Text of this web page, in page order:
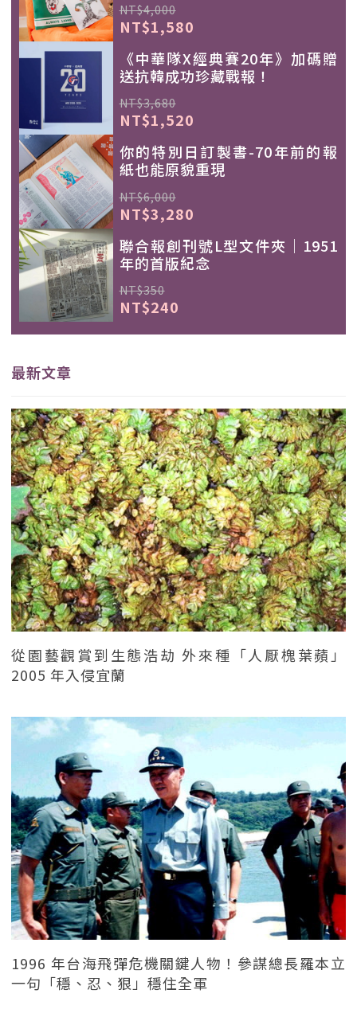
NT$4,000
NT$1,580
《中華隊X經典賽20年》加碼贈
送抗韓成功珍藏戰報！
NT$3,680
NT$1,520
你的特別日訂製書-70年前的報
紙也能原貌重現
NT$6,000
NT$3,280
聯合報創刊號L型文件夾｜1951
年的首版紀念
NT$350
NT$240
最新文章
從園藝觀賞到生態浩劫 外來種「人厭槐葉蘋」
2005 年入侵宜蘭
1996 年台海飛彈危機關鍵人物！參謀總長羅本立
一句「穩、忍、狠」穩住全軍